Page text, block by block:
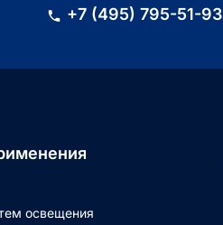
+7 (495) 795-51-93
освещения